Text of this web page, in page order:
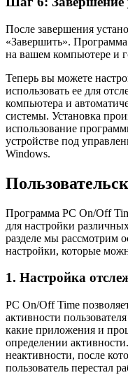
После завершения
«Завершить».
на вашем компьютере и
Теперь вы можете
использовать ее для
компьютера и
системы. Установка
использование
устройстве под
Windows.
Программа PC On/Off
для настройки
разделе мы рассмотрим
настройки, которые
1. Настройка
PC On/Off Time
активности
какие приложения и
определении
неактивности, после
пользователь перестал